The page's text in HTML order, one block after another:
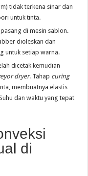
tidak terkena sinar dan
untuk tinta.
di mesin sablon.
dioleskan dan
untuk setiap warna.
dicetak kemudian
dryer. Tahap curing
membuatnya elastis
dan waktu yang tepat
di